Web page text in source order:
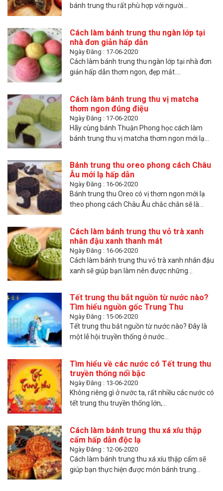
bánh trung thu rất phù hợp với người...
Cách làm bánh trung thu ngàn lớp tại
nhà đơn giản hấp dẫn
Ngày Đăng : 17-06-2020
Cách làm bánh trung thu ngàn lớp tại nhà đơn
giản hấp dẫn thơm ngon, đẹp mắt....
Cách làm bánh trung thu vị matcha
thơm ngon đúng điệu
Ngày Đăng : 17-06-2020
Hãy cùng bánh Thuận Phong học cách làm
bánh trung thu vị matcha thơm ngon mới lạ...
Bánh trung thu oreo phong cách Châu
Âu mới lạ hấp dẫn
Ngày Đăng : 16-06-2020
Bánh trung thu Oreo có vị thơm ngon mới lạ
theo phong cách Châu Âu chắc chắn sẽ là...
Cách làm bánh trung thu vỏ trà xanh
nhân đậu xanh thanh mát
Ngày Đăng : 16-06-2020
Cách làm bánh trung thu vỏ trà xanh nhân đậu
xanh sẽ giúp bạn làm nên được những...
Tết trung thu bắt nguồn từ nước nào?
Tìm hiểu nguồn gốc Trung Thu
Ngày Đăng : 15-06-2020
Tết trung thu bắt nguồn từ nước nào? Đây là
một lễ hội truyền thống ở nước...
Tìm hiểu về các nước có Tết trung thu
truyền thống nổi bậc
Ngày Đăng : 13-06-2020
Không riêng gì ở nước ta, rất nhiều các nước có
tết trung thu truyền thống lớn,...
Cách làm bánh trung thu xá xíu thập
cẩm hấp dẫn độc lạ
Ngày Đăng : 12-06-2020
Cách làm bánh trung thu xá xíu thập cẩm sẽ
giúp bạn thực hiện được món bánh trung...